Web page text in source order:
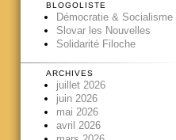
BLOGOLISTE
Démocratie & Socialisme
Slovar les Nouvelles
Solidarité Filoche
ARCHIVES
juillet 2026
juin 2026
mai 2026
avril 2026